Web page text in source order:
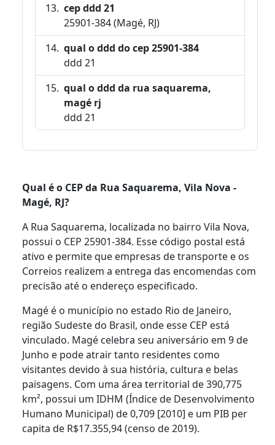
cep ddd 21
25901-384 (Magé, RJ)
qual o ddd do cep 25901-384
ddd 21
qual o ddd da rua saquarema,
magé rj
ddd 21
Qual é o CEP da Rua Saquarema, Vila Nova -
Magé, RJ?
A Rua Saquarema, localizada no bairro Vila Nova,
possui o CEP 25901-384. Esse código postal está
ativo e permite que empresas de transporte e os
Correios realizem a entrega das encomendas com
precisão até o endereço especificado.
Magé é o município no estado Rio de Janeiro,
região Sudeste do Brasil, onde esse CEP está
vinculado. Magé celebra seu aniversário em 9 de
Junho e pode atrair tanto residentes como
visitantes devido à sua história, cultura e belas
paisagens. Com uma área territorial de 390,775
km², possui um IDHM (Índice de Desenvolvimento
Humano Municipal) de 0,709 [2010] e um PIB per
capita de R$17.355,94 (censo de 2019).